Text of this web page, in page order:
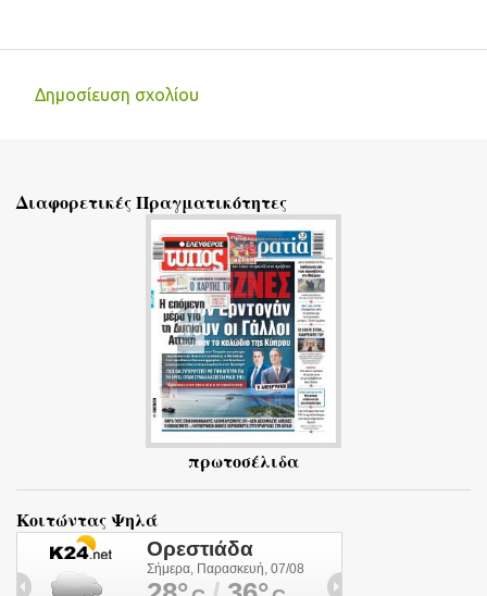
λ
Δημοσίευση σχολίου
Διαφορετικές Πραγματικότητες
πρωτοσέλιδα
Κοιτώντας Ψηλά